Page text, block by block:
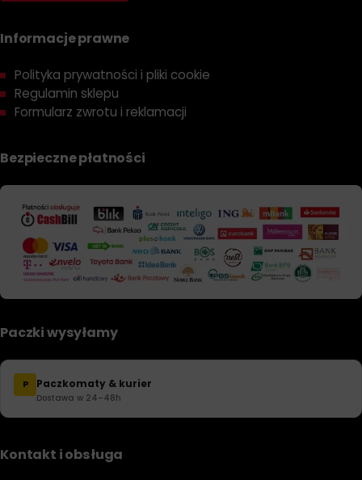
Informacje prawne
Polityka prywatności i pliki cookie
Regulamin sklepu
Formularz zwrotu i reklamacji
Bezpieczne płatności
Paczki wysyłamy
P Paczkomaty & kurier
Dostawa w 24–48h
Kontakt i obsługa